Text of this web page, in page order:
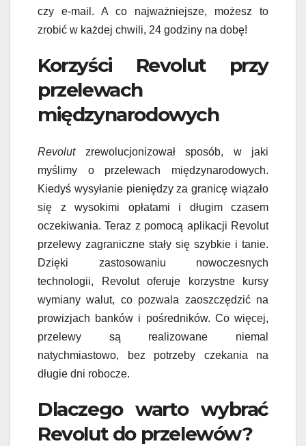
czy e-mail. A co najważniejsze, możesz to
zrobić w każdej chwili, 24 godziny na dobę!
Korzyści Revolut przy
przelewach
międzynarodowych
Revolutzrewolucjonizował sposób, w jaki
myślimy o przelewach międzynarodowych.
Kiedyś wysyłanie pieniędzy za granicę wiązało
się z wysokimi opłatami i długim czasem
oczekiwania. Teraz z pomocą aplikacji Revolut
przelewy zagraniczne stały się szybkie i tanie.
Dzięki zastosowaniu nowoczesnych
technologii, Revolut oferuje korzystne kursy
wymiany walut, co pozwala zaoszczędzić na
prowizjach banków i pośredników. Co więcej,
przelewy są realizowane niemal
natychmiastowo, bez potrzeby czekania na
długie dni robocze.
Dlaczego warto wybrać
Revolut do przelewów?